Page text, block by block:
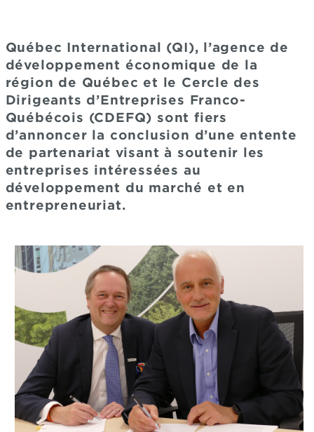
Québec International (QI), l’agence de
développement économique de la
région de Québec et le Cercle des
Dirigeants d’Entreprises Franco-
Québécois (CDEFQ) sont fiers
d’annoncer la conclusion d’une entente
de partenariat visant à soutenir les
entreprises intéressées au
développement du marché et en
entrepreneuriat.